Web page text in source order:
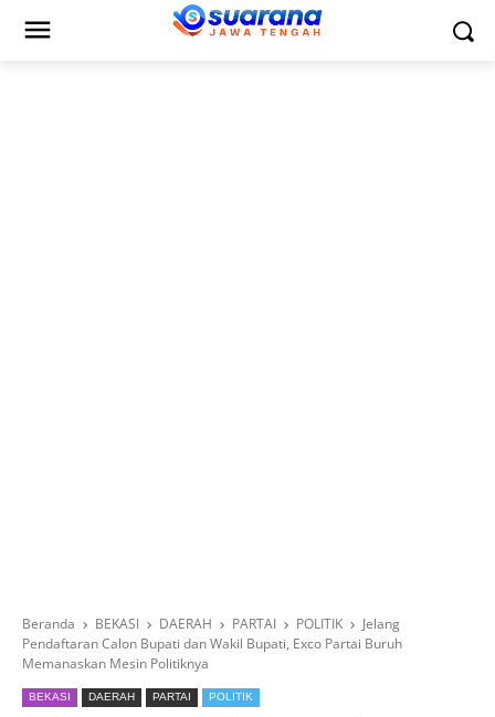
Beranda BEKASI DAERAH PARTAI POLITIK
Jelang
Pendaftaran Calon Bupati dan Wakil Bupati, Exco Partai Buruh
Memanaskan Mesin Politiknya
BEKASI DAERAH PARTAI POLITIK